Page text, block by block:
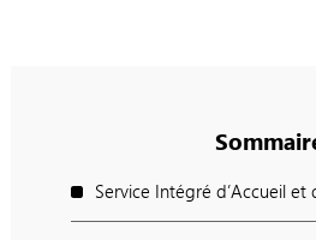
Service Intégré d’Accueil et